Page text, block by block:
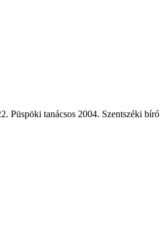
Püspöki tanácsos 2004. Szentszéki